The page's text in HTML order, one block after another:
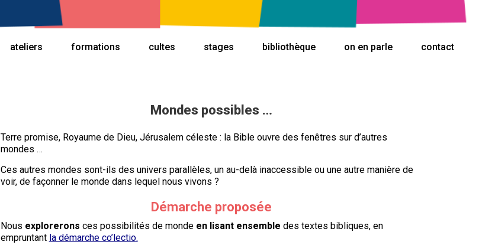
ateliers formations cultes stages bibliothèque on en parle contact
Mondes possibles …
Terre promise, Royaume de Dieu, Jérusalem céleste : la Bible ouvre des fenêtres sur d’autres
mondes …
Ces autres mondes sont-ils des univers parallèles, un au-delà inaccessible ou une autre manière de
voir, de façonner le monde dans lequel nous vivons ?
Démarche proposée
Nous explorerons ces possibilités de monde en lisant ensemble des textes bibliques, en
empruntant la démarche co’lectio.